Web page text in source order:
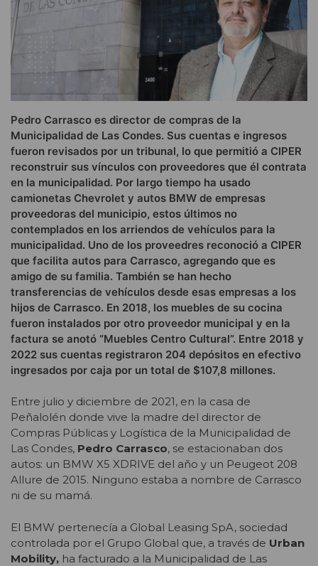
Pedro Carrasco es director de compras de la
Municipalidad de Las Condes. Sus cuentas e ingresos
fueron revisados por un tribunal, lo que permitió a CIPER
reconstruir sus vínculos con proveedores que él contrata
en la municipalidad. Por largo tiempo ha usado
camionetas Chevrolet y autos BMW de empresas
proveedoras del municipio, estos últimos no
contemplados en los arriendos de vehículos para la
municipalidad. Uno de los proveedres reconoció a CIPER
que facilita autos para Carrasco, agregando que es
amigo de su familia. También se han hecho
transferencias de vehículos desde esas empresas a los
hijos de Carrasco. En 2018, los muebles de su cocina
fueron instalados por otro proveedor municipal y en la
factura se anotó “Muebles Centro Cultural”. Entre 2018 y
2022 sus cuentas registraron 204 depósitos en efectivo
ingresados por caja por un total de $107,8 millones.
Entre julio y diciembre de 2021, en la casa de
Peñalolén donde vive la madre del director de
Compras Públicas y Logística de la Municipalidad de
Las Condes, Pedro Carrasco, se estacionaban dos
autos: un BMW X5 XDRIVE del año y un Peugeot 208
Allure de 2015. Ninguno estaba a nombre de Carrasco
ni de su mamá.
El BMW pertenecía a Global Leasing SpA, sociedad
controlada por el Grupo Global que, a través de Urban
Mobility, ha facturado a la Municipalidad de Las